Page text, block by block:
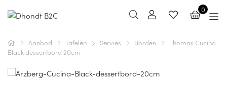
0
Aanbod Tafelen Servies Borden
Thomas Cucina
Black dessertbord 20cm